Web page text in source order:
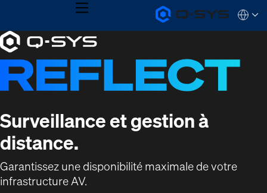
Q-
SYS
Homepage
MENU
QSYS.com (English)
Deutsch
Español
Français
Current
Slide:
/
1
Surveillance et gestion à
distance.
Garantissez une disponibilité maximale de votre
infrastructure AV.